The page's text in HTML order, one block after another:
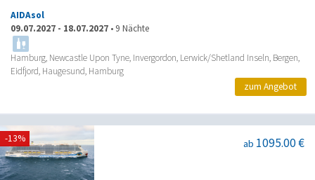
AIDAsol
09.07.2027 - 18.07.2027 • 9 Nächte
Hamburg, Newcastle Upon Tyne, Invergordon, Lerwick/Shetland Inseln, Bergen,
Eidfjord, Haugesund, Hamburg
zum Angebot
ab 1095.00 €
-13%